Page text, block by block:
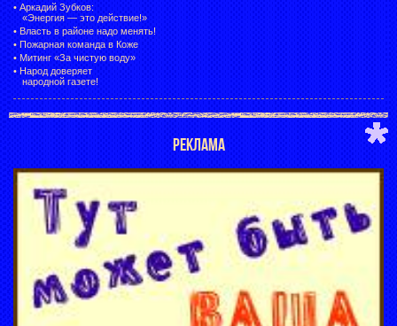
• Аркадий Зубков:
«Энергия — это действие!»
• Власть в районе надо менять!
• Пожарная команда в Коже
• Митинг «За чистую воду»
• Народ доверяет
народной газете!
РЕКЛАМА